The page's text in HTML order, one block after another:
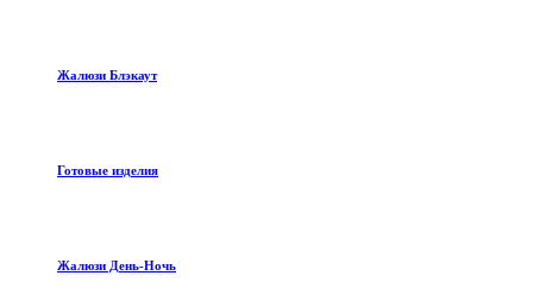
Жалюзи Блэкаут
Готовые изделия
Жалюзи День-Ночь